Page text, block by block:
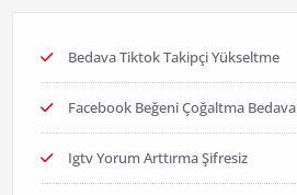
Bedava Tiktok Takipçi Yükseltme
Facebook Beğeni Çoğaltma Bedava
Igtv Yorum Arttırma Şifresiz